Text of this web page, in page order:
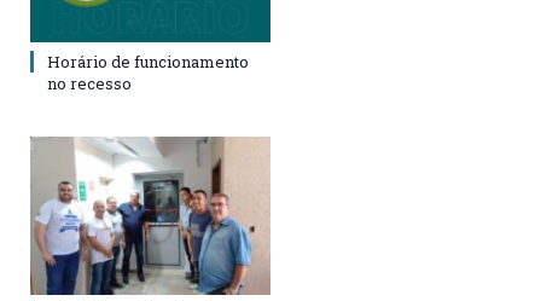
Horário de funcionamento
no recesso